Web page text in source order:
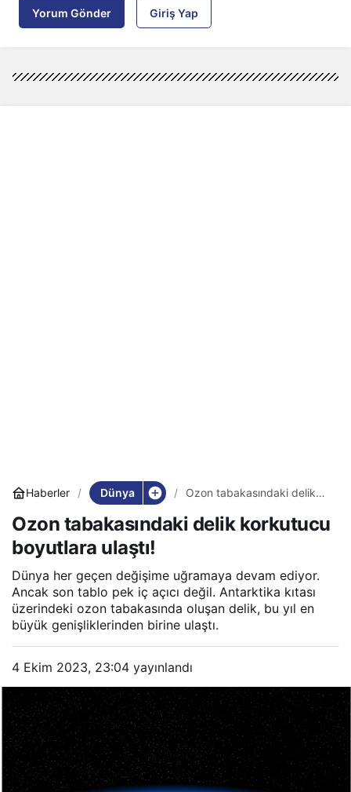
Yorum Gönder Giriş Yap
Haberler Dünya
Ozon tabakasındaki delik
Ozon tabakasındaki delik korkutucu
boyutlara ulaştı!
Dünya her geçen değişime uğramaya devam ediyor.
Ancak son tablo pek iç açıcı değil. Antarktika kıtası
üzerindeki ozon tabakasında oluşan delik, bu yıl en
büyük genişliklerinden birine ulaştı.
4 Ekim 2023, 23:04 yayınlandı